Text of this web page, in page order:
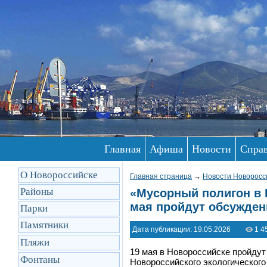
Главная Афиша Новости
О Новороссийске
Районы
Парки
Памятники
Пляжи
Фонтаны
Главная страница → Новости
​«Мусорный полигон в
мая пройдут
Дата публикации: 19.05.2026 1
19 мая в Новороссийске
Новороссийского